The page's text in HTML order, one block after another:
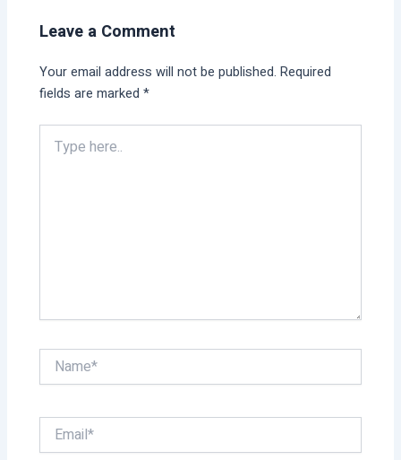
Leave a Comment
Your email address will not be published. Required
fields are marked*
here..
Name*
Email*